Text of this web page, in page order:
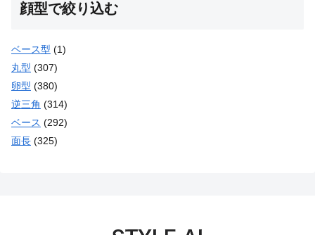
顔型で絞り込む
ベース型 (1)
丸型 (307)
卵型 (380)
逆三角 (314)
ベース (292)
面長 (325)